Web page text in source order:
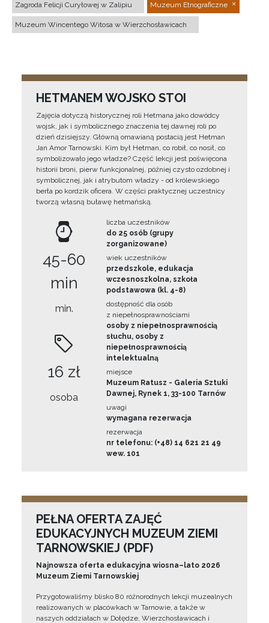
Zagroda Felicji Curyłowej w Zalipiu Muzeum Etnograficzne
Muzeum Wincentego Witosa w Wierzchosławicach
HETMANEM WOJSKO STOI
Zajęcia dotyczą historycznej roli Hetmana jako dowódcy
wojsk, jak i symbolicznego znaczenia tej dawnej roli po
dzień dzisiejszy. Główną omawianą postacią jest Hetman
Jan Amor Tarnowski. Kim był Hetman, co robił, co nosił, co
symbolizowało jego władze? Część lekcji jest poświęcona
historii broni, pierw funkcjonalnej, później czysto ozdobnej i
symbolicznej, jak i atrybutom władzy - od królewskiego
berła po kordzik oficera. W części praktycznej uczestnicy
tworzą własną buławę hetmańską.
45-60
min
min.
16 zł
osoba
liczba uczestników
do 25 osób (grupy
zorganizowane)
wiek uczestników
przedszkole, edukacja
wczesnoszkolna, szkoła
podstawowa (kl. 4-8)
dostępność dla osób
z niepełnosprawnościami
osoby z niepełnosprawnością
słuchu, osoby z
niepełnosprawnością
intelektualną
miejsce
Muzeum Ratusz - Galeria Sztuki
Dawnej, Rynek 1, 33-100 Tarnów
uwagi
wymagana rezerwacja
rezerwacja
nr telefonu: (+48) 14 621 21 49
wew. 101
PEŁNA OFERTA ZAJĘĆ
EDUKACYJNYCH MUZEUM ZIEMI
TARNOWSKIEJ (PDF)
Najnowsza oferta edukacyjna wiosna–lato 2026
Muzeum Ziemi Tarnowskiej
Przygotowaliśmy blisko 80 różnorodnych lekcji muzealnych
realizowanych w placówkach w Tarnowie, a także w
naszych oddziałach w Dołędze, Wierzchosławicach i